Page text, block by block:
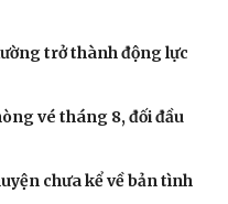
Nghệ sĩ
Sao Việt
trở thành động lực
vé tháng 8, đối đầu
chưa kể về bản tình